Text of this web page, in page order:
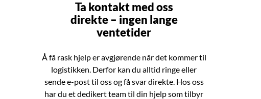
Ta kontakt med oss
direkte – ingen lange
ventetider
Å få rask hjelp er avgjørende når det kommer til
logistikken. Derfor kan du alltid ringe eller
sende e-post til oss og få svar direkte. Hos oss
har du et dedikert team til din hjelp som tilbyr